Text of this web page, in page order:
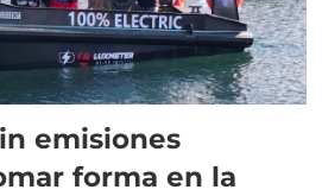
emisiones
forma en la